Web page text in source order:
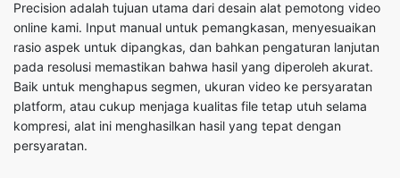
Baik untuk menghapus segmen, ukuran video ke persyaratan
platform, atau cukup menjaga kualitas file tetap utuh selama
kompresi, alat ini menghasilkan hasil yang tepat dengan
persyaratan.